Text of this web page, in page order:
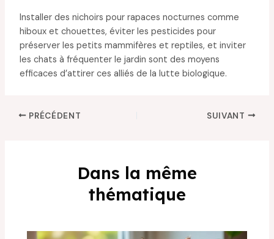
Installer des nichoirs pour rapaces nocturnes comme
hiboux et chouettes, éviter les pesticides pour
préserver les petits mammifères et reptiles, et inviter
les chats à fréquenter le jardin sont des moyens
efficaces d’attirer ces alliés de la lutte biologique.
PRÉCÉDENT SUIVANT
Dans la même
thématique